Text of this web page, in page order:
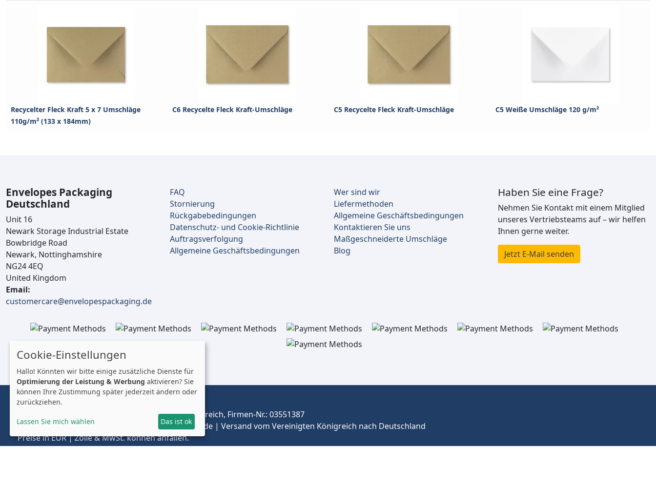
Recycelter Fleck Kraft 5 x 7 Umschläge
110g/m² (133 x 184mm)
C6 Recycelte Fleck Kraft-Umschläge C5 Recycelte Fleck Kraft-Umschläge C5 Weiße Umschläge 120 g/m²
Envelopes Packaging
Deutschland
Unit 16
Newark Storage Industrial Estate
Bowbridge Road
Newark, Nottinghamshire
NG24 4EQ
United Kingdom
Email:
customercare@envelopespackaging.de
FAQ
Stornierung
Rückgabebedingungen
Datenschutz- und Cookie-Richtlinie
Auftragsverfolgung
Allgemeine Geschäftsbedingungen
Wer sind wir
Liefermethoden
Allgemeine Geschäftsbedingungen
Kontaktieren Sie uns
Maßgeschneiderte Umschläge
Blog
Haben Sie eine Frage?
Nehmen Sie Kontakt mit einem Mitglied
unseres Vertriebsteams auf – wir helfen
Ihnen gerne weiter.
Jetzt E-Mail senden
© 2025 Envelopes Ltd
Eingetragenes Unternehmen im Vereinigten Königreich, Firmen-Nr.: 03551387
Handelnd unter dem Namen envelopespackaging.de | Versand vom Vereinigten Königreich nach Deutschland
Preise in EUR | Zölle & MwSt. können anfallen.
Impressum
Cookie-Einstellungen
Hallo! Könnten wir bitte einige zusätzliche Dienste für
Optimierung der Leistung & Werbung aktivieren? Sie
können Ihre Zustimmung später jederzeit ändern oder
zurückziehen.
Lassen Sie mich wählen Das ist ok